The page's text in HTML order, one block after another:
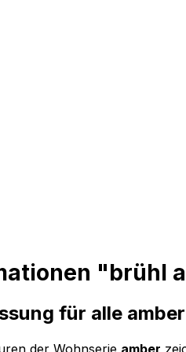
"brühl
für alle
der Wohnserie amber